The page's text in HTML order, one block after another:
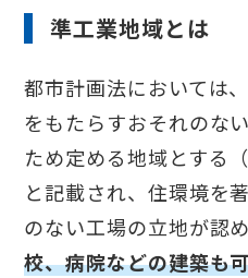
準工業地域とは
都市計画法においては
をもたらすおそれのな
ため定める地域とする
と記載され、住環境を
のない工場の立地が認
校、病院などの建築も